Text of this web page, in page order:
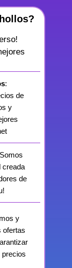
:
de
y
creada
de
y
ofertas
precios